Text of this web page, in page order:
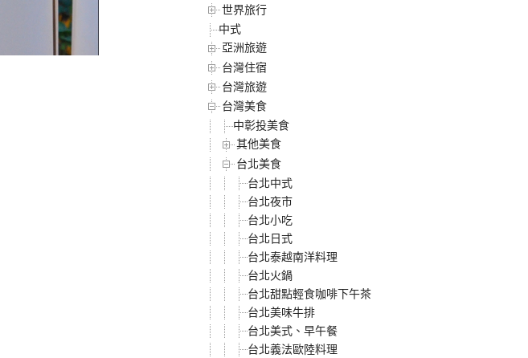
世界旅行
中式
亞洲旅遊
台灣住宿
台灣旅遊
台灣美食
中彰投美食
其他美食
台北美食
台北中式
台北夜市
台北小吃
台北日式
台北泰越南洋料理
台北火鍋
台北甜點輕食咖啡下午茶
台北美味牛排
台北美式、早午餐
台北義法歐陸料理